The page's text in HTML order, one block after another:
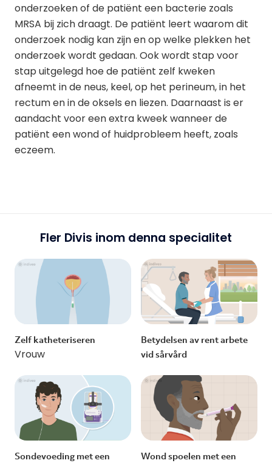
onderzoeken of de patiënt een bacterie zoals
MRSA bij zich draagt. De patiënt leert waarom dit
onderzoek nodig kan zijn en op welke plekken het
onderzoek wordt gedaan. Ook wordt stap voor
stap uitgelegd hoe de patiënt zelf kweken
afneemt in de neus, keel, op het perineum, in het
rectum en in de oksels en liezen. Daarnaast is er
aandacht voor een extra kweek wanneer de
patiënt een wond of huidprobleem heeft, zoals
eczeem.
Fler Divis inom denna specialitet
Zelf katheteriseren
Vrouw
Betydelsen av rent arbete
vid sårvård
Sondevoeding met een
Wond spoelen met een